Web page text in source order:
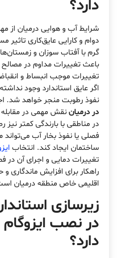
دارد؟
شرایط آب و هوایی درمیان از
دوام و کارایی عایق‌کاری تاثیر
گرم با آفتاب سوزان و
باعث تغییرات مداوم در
تغییرات موجب انبساط و
اگر عایق استاندارد وجود
نفوذ رطوبت منجر خواهد شد.
در درمیاننقش مهمی در
در مناطقی با بارندگی کمتر
فصلی یا نفوذ بخار آب
ساختمان ایجاد کند. انتخاب
تغییرات دمایی و اجرای آن
راهکار برای افزایش ماندگاری
اقلیمی خاص منطقه درمیان
زیرسازی
درنصب ایزوگام
دارد؟